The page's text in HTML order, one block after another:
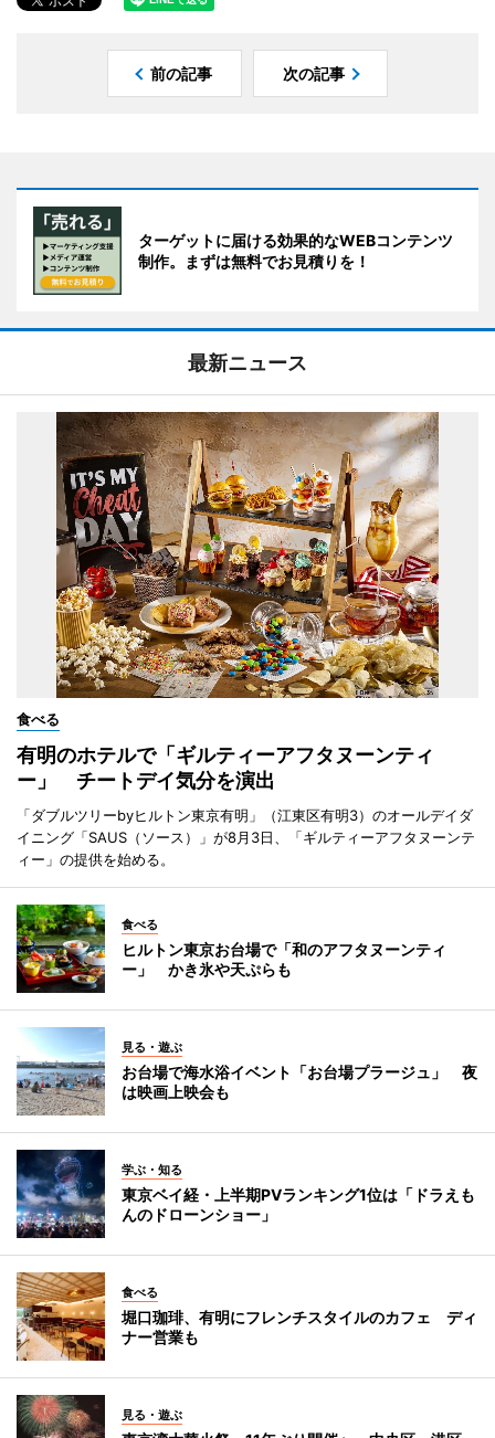
前の記事 次の記事
ターゲットに届ける効果的なWEBコンテンツ
制作。まずは無料でお見積りを！
最新ニュース
食べる
有明のホテルで「ギルティーアフタヌーンティ
ー」 チートデイ気分を演出
「ダブルツリーbyヒルトン東京有明」（江東区有明3）のオールデイダ
イニング「SAUS（ソース）」が8月3日、「ギルティーアフタヌーンテ
ィー」の提供を始める。
食べる
ヒルトン東京お台場で「和のアフタヌーンティ
ー」 かき氷や天ぷらも
見る・遊ぶ
お台場で海水浴イベント「お台場プラージュ」 夜
は映画上映会も
学ぶ・知る
東京ベイ経・上半期PVランキング1位は「ドラえも
んのドローンショー」
食べる
堀口珈琲、有明にフレンチスタイルのカフェ ディ
ナー営業も
見る・遊ぶ